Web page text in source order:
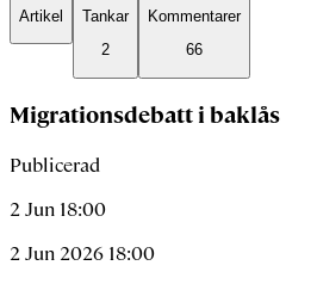
Artikel
Tankar
2
Kommentarer
66
Migrationsdebatt i baklås
Publicerad
2 Jun 18:00
2 Jun 2026 18:00